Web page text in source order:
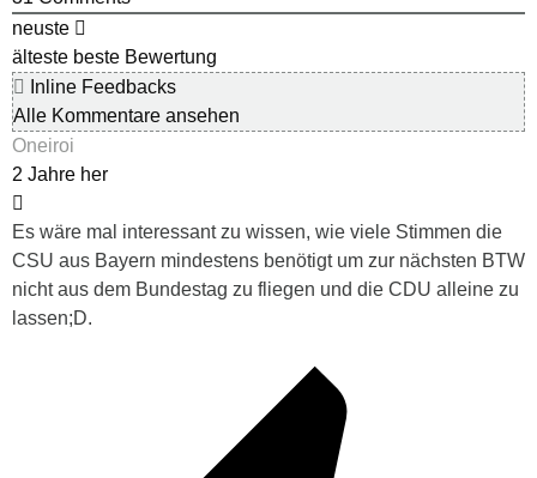
neuste
älteste beste Bewertung
Inline Feedbacks
Alle Kommentare ansehen
Oneiroi
2 Jahre her
Es wäre mal interessant zu wissen, wie viele Stimmen die
CSU aus Bayern mindestens benötigt um zur nächsten BTW
nicht aus dem Bundestag zu fliegen und die CDU alleine zu
lassen;D.